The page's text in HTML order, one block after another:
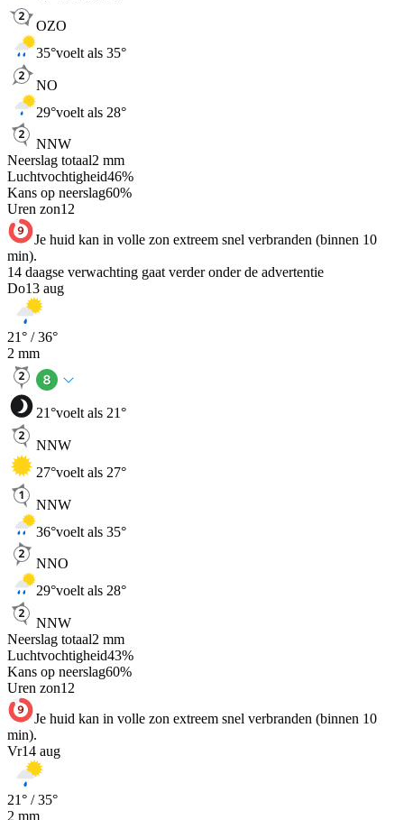
OZO
35°voelt als 35°
NO
29°voelt als 28°
NNW
Neerslag totaal2 mm
Luchtvochtigheid46%
Kans op neerslag60%
Uren zon12
Je huid kan in volle zon extreem snel verbranden (binnen 10
min).
14 daagse verwachting gaat verder onder de advertentie
Do13 aug
21° /36°
2 mm
21°voelt als 21°
NNW
27°voelt als 27°
NNW
36°voelt als 35°
NNO
29°voelt als 28°
NNW
Neerslag totaal2 mm
Luchtvochtigheid43%
Kans op neerslag60%
Uren zon12
Je huid kan in volle zon extreem snel verbranden (binnen 10
min).
Vr14 aug
21° /35°
2 mm